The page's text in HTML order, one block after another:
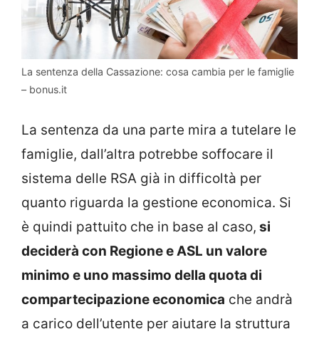
La sentenza della Cassazione: cosa cambia per le famiglie
– bonus.it
La sentenza da una parte mira a tutelare le
famiglie, dall’altra potrebbe soffocare il
sistema delle RSA già in difficoltà per
quanto riguarda la gestione economica. Si
è quindi pattuito che in base al caso, si
deciderà con Regione e ASL un valore
minimo e uno massimo della quota di
compartecipazione economica che andrà
a carico dell’utente per aiutare la struttura